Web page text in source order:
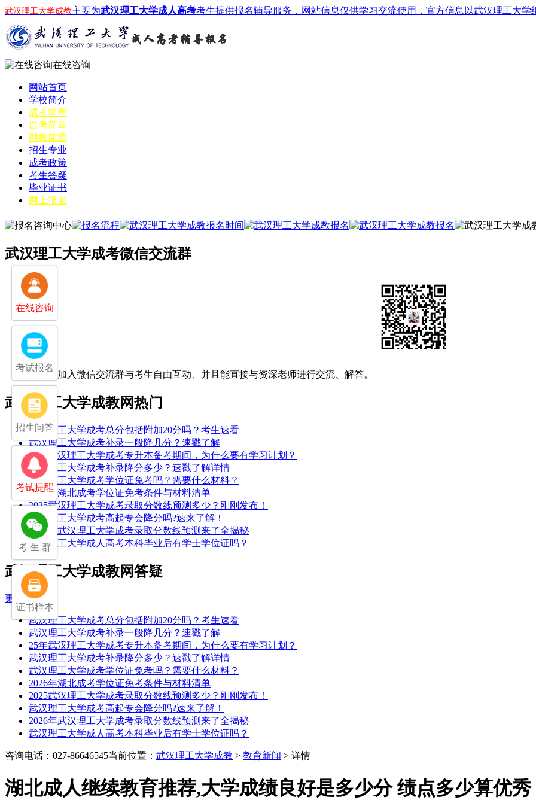
武汉理工大学成教主要为武汉理工大学成人高考考生提供报名辅导服务，网站信息仅供学习交流使用，官方信息以武汉理工大学
在线咨询
网站首页
学校简介
成考简章
自考简章
网教简章
招生专业
成考政策
考生答疑
毕业证书
网上报名
武汉理工大学成考微信交流群
扫一扫加入微信交流群与考生自由互动、并且能直接与资深老师进行交流、解答。
武汉理工大学成教网热门
武汉理工大学成考总分包括附加20分吗？考生速看
武汉理工大学成考补录一般降几分？速戳了解
25年武汉理工大学成考专升本备考期间，为什么要有学习计划？
武汉理工大学成考补录降分多少？速戳了解详情
武汉理工大学成考学位证免考吗？需要什么材料？
2026年湖北成考学位证免考条件与材料清单
2025武汉理工大学成考录取分数线预测多少？刚刚发布！
武汉理工大学成考高起专会降分吗?速来了解！
2026年武汉理工大学成考录取分数线预测来了全揭秘
武汉理工大学成人高考本科毕业后有学士学位证吗？
武汉理工大学成教网答疑
更多>>
武汉理工大学成考总分包括附加20分吗？考生速看
武汉理工大学成考补录一般降几分？速戳了解
25年武汉理工大学成考专升本备考期间，为什么要有学习计划？
武汉理工大学成考补录降分多少？速戳了解详情
武汉理工大学成考学位证免考吗？需要什么材料？
2026年湖北成考学位证免考条件与材料清单
2025武汉理工大学成考录取分数线预测多少？刚刚发布！
武汉理工大学成考高起专会降分吗?速来了解！
2026年武汉理工大学成考录取分数线预测来了全揭秘
武汉理工大学成人高考本科毕业后有学士学位证吗？
咨询电话：027-86646545当前位置： 武汉理工大学成教 > 教育新闻 > 详情
湖北成人继续教育推荐,大学成绩良好是多少分 绩点多少算优秀
在线咨询
考试报名
招生问答
考试提醒
考 生 群
证书样本